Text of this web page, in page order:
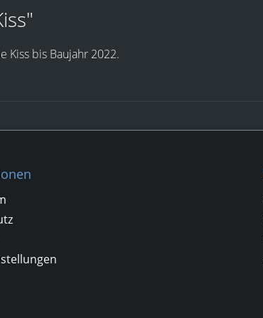
Kiss bis Baujahr 2022.